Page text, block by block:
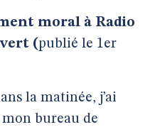
moral à Radio
(publié le 1er
la matinée, j’ai
bureau de